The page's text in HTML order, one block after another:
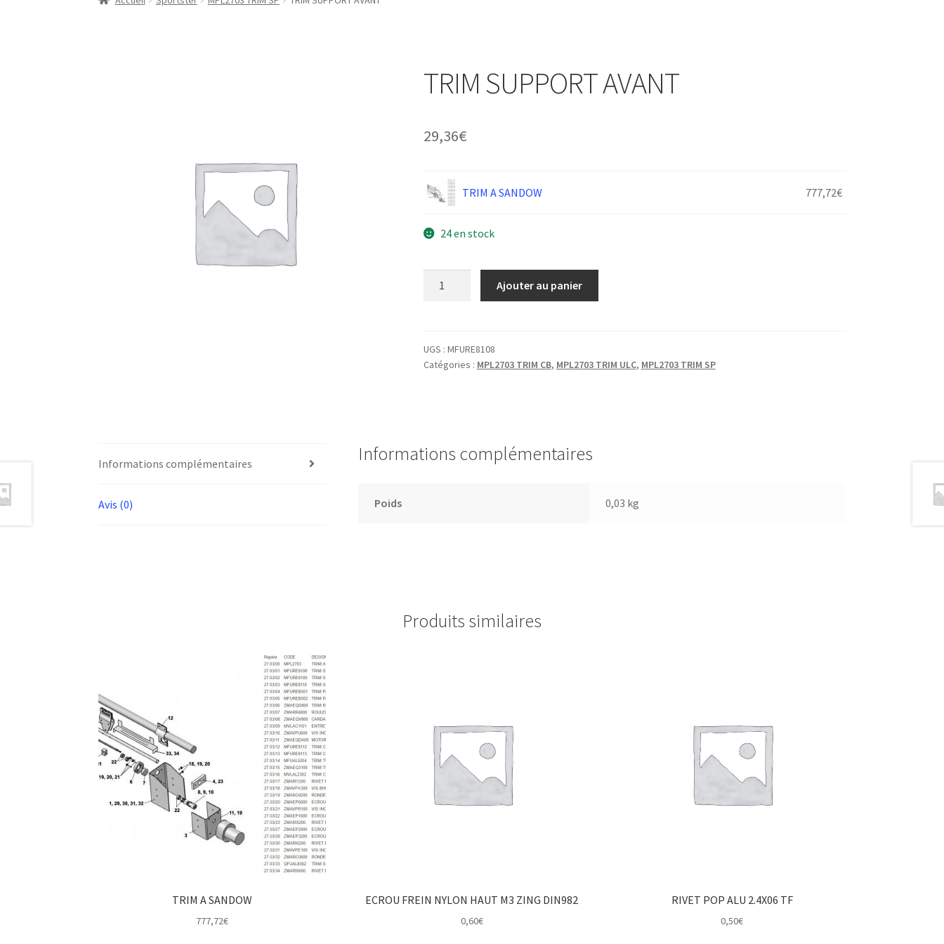
TRIM SUPPORT AVANT
29,36€
TRIM A SANDOW 777,72€
24 en stock
AVANT
Ajouter au panier
UGS : MFURE8108
Catégories : MPL2703 TRIM CB, MPL2703 TRIM ULC, MPL2703 TRIM SP
Informations complémentaires
Avis (0)
Informations complémentaires
Poids 0,03 kg
Produits similaires
TRIM A SANDOW
777,72€
ECROU FREIN NYLON HAUT M3 ZING DIN982
0,60€
RIVET POP ALU 2.4X06 TF
0,50€